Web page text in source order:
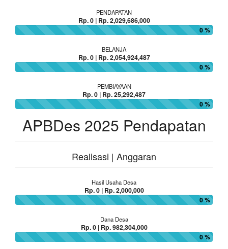
PENDAPATAN
Rp. 0 | Rp. 2,029,686,000
0 %
BELANJA
Rp. 0 | Rp. 2,054,924,487
0 %
PEMBIAYAAN
Rp. 0 | Rp. 25,292,487
0 %
APBDes 2025 Pendapatan
Realisasi | Anggaran
Hasil Usaha Desa
Rp. 0 | Rp. 2,000,000
0 %
Dana Desa
Rp. 0 | Rp. 982,304,000
0 %